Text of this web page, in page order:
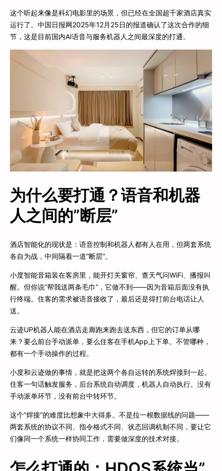
这个听起来像是科幻电影里的场景，但已经在全国超千家酒店真实
运行了。中国日报网2025年12月25日的报道确认了这次合作的细
节，这是目前国内AI语音与服务机器人之间最深度的打通。
为什么要打通？语音和机器
人之间的”断层”
酒店智能化的现状是：语音控制和机器人都有人在用，但两套系统
各自为战，中间隔着一道”断层”。
小度智能音箱装在客房里，能开灯关窗帘、查天气问WiFi、播报叫
醒。但你说”帮我送两条毛巾”，它做不到——因为音箱后面没有执
行终端。住客的需求被语音接收了，最后还是得打前台电话让人
送。
云迹UP机器人能在酒店走廊跑来跑去送东西，但它的订单从哪
来？要么前台手动派单，要么住客在手机App上下单。不管哪种，
都有一个手动操作的过程。
小度和云迹做的事情，就是把这两个各自运转的系统焊接到一起。
住客一句话触发服务，后台系统自动调度，机器人自动执行。没有
手动派单环节，没有前台中转环节。
这个”焊接”的难度比想象中大得多。不是拉一根数据线的问题——
两套系统的协议不同、指令格式不同、状态回调机制不同，要让它
们像同一个系统一样协同工作，需要做深度的技术对接。